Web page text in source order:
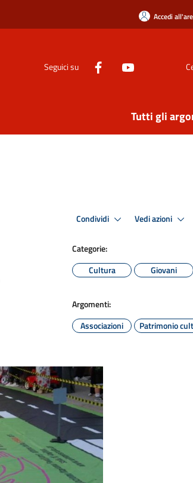
Accedi
Seguici su
Tutti gli
Condividi Vedi azioni
Categorie:
Cultura
Giovani
Argomenti:
Associazioni
Patrimonio